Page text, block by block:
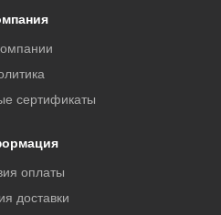
сертификаты
оплаты
доставки